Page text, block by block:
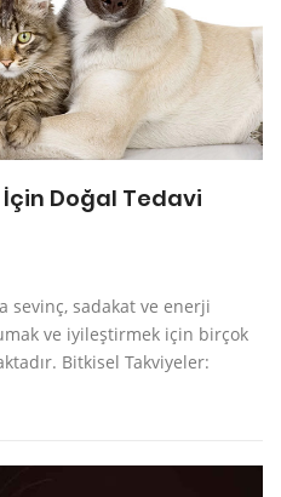
İçin Doğal Tedavi
sevinç, sadakat ve enerji
ve iyileştirmek için birçok
Bitkisel Takviyeler: